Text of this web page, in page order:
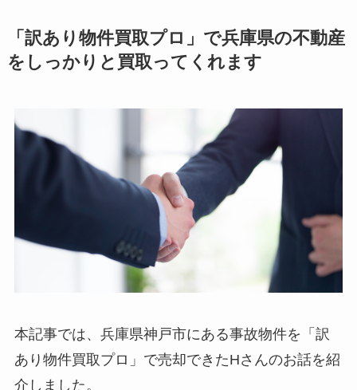
「訳あり物件買取プロ」で兵庫県の不動産
をしっかりと買取ってくれます
本記事では、兵庫県神戸市にある事故物件を「訳
あり物件買取プロ」で売却できたHさんのお話を紹
介しました。